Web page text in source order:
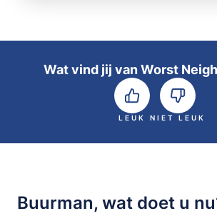
Wat vind jij van Worst
LEUK NIET LEUK
Buurman, wat doet u